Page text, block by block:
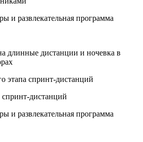
и развлекательная программа
длинные дистанции и ночевка в
этапа спринт-дистанций
спринт-дистанций
и развлекательная программа